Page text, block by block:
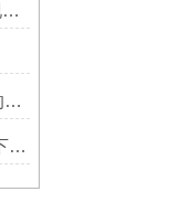
怎么避免美国ASCO电磁阀出现系统故障要怎么解决？
MTL安全栅优于齐纳式安全栅的四大特点？
NUMATICS电磁阀在哪些情况下会正常工作